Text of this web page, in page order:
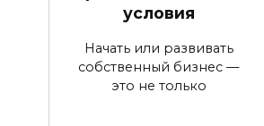
условия
Начать или развивать
собственный бизнес —
это не только